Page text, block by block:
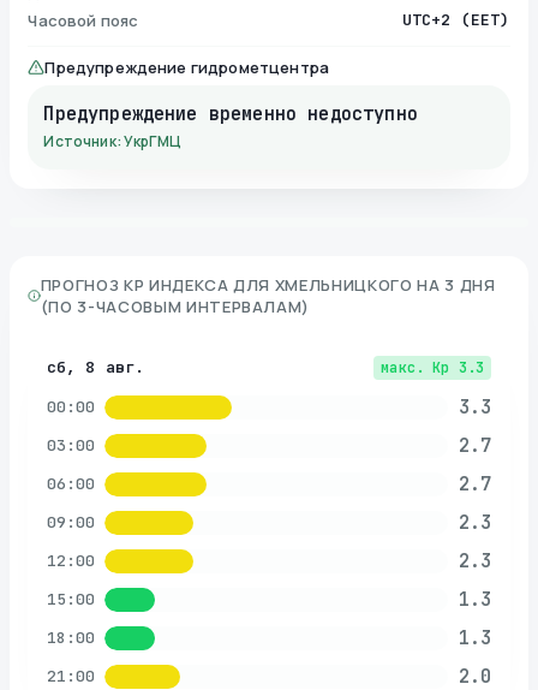
Часовой пояс UTC+2 (EET)
Предупреждение гидрометцентра
Предупреждение временно недоступно
Источник: УкрГМЦ
ПРОГНОЗ KP ИНДЕКСА ДЛЯ ХМЕЛЬНИЦКОГО НА 3 ДНЯ
(ПО 3-ЧАСОВЫМ ИНТЕРВАЛАМ)
сб, 8 авг. макс. Kp 3.3
00:00 3.3
03:00 2.7
06:00 2.7
09:00 2.3
12:00 2.3
15:00 1.3
18:00 1.3
21:00 2.0